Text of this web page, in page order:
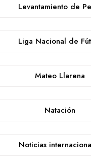
Levantamiento de
Liga Nacional de
Mateo Llarena
Natación
Noticias